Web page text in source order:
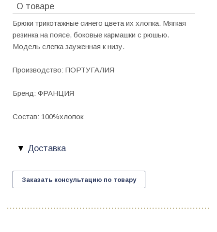
О товаре
Брюки трикотажные синего цвета их хлопка. Мягкая
резинка на поясе, боковые кармашки с рюшью.
Модель слегка зауженная к низу.
Производство: ПОРТУГАЛИЯ
Бренд: ФРАНЦИЯ
Состав: 100%хлопок
Доставка
Заказать консультацию по товару